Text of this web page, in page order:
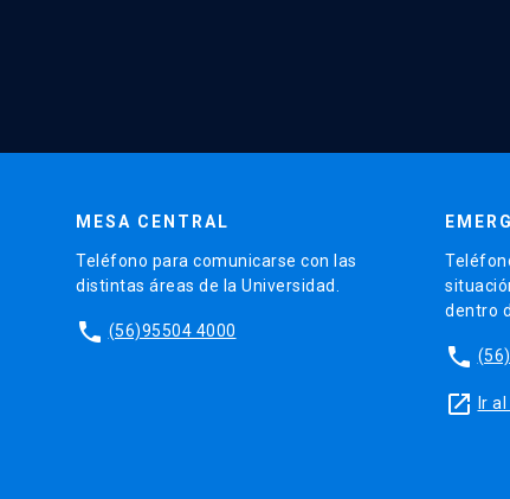
MESA CENTRAL
Teléfono para comunicarse con las
distintas áreas de la Universidad.
phone (56)95504 4000
dentro
phone
launch Ir